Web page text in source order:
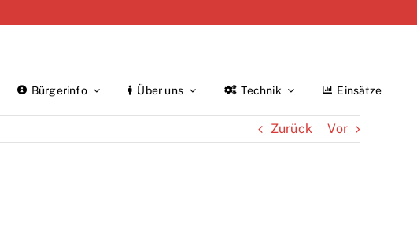
Bürgerinfo Über uns Technik Einsätze
Zurück Vor